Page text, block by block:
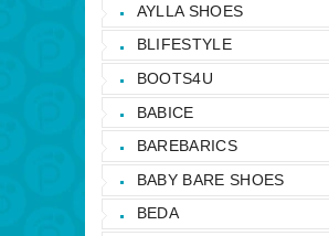
AYLLA SHOES
BLIFESTYLE
BOOTS4U
BABICE
BAREBARICS
BABY BARE SHOES
BEDA